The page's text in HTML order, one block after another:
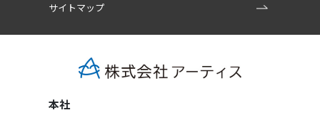
サイトマップ
本社